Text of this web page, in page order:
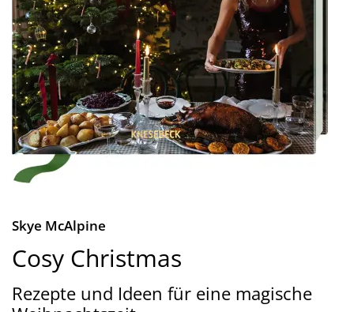
Skye McAlpine
Cosy Christmas
Rezepte und Ideen für eine magische